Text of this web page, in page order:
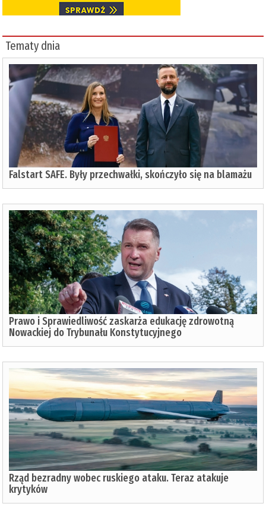
Tematy dnia
Falstart SAFE. Były przechwałki, skończyło się na blamażu
Prawo i Sprawiedliwość zaskarża edukację zdrowotną
Nowackiej do Trybunału Konstytucyjnego
Rząd bezradny wobec ruskiego ataku. Teraz atakuje
krytyków